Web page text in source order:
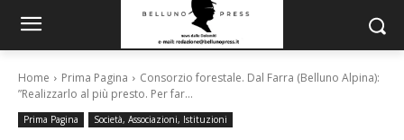
Home Prima Pagina
Consorzio forestale. Dal Farra (Belluno Alpina):
”Realizzarlo al più presto. Per far...
Prima Pagina Società, Associazioni, Istituzioni